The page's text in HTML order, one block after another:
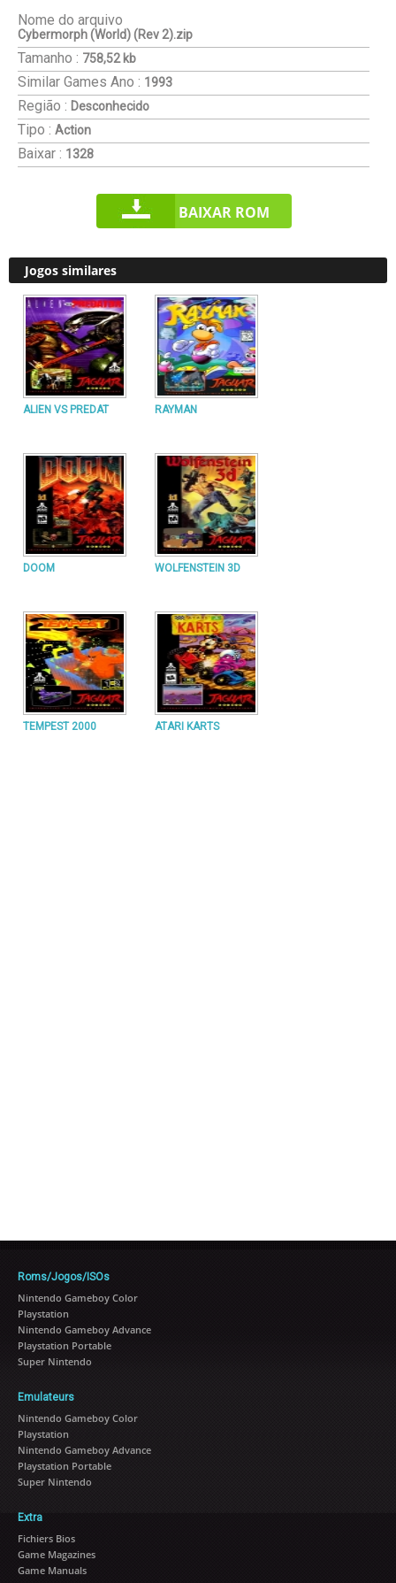
Nome do arquivo
Cybermorph (World) (Rev 2).zip
Tamanho : 758,52 kb
Similar Games Ano : 1993
Região : Desconhecido
Tipo : Action
Baixar : 1328
BAIXAR ROM
Jogos similares
ALIEN VS PREDAT RAYMAN
DOOM WOLFENSTEIN 3D
TEMPEST 2000 ATARI KARTS
Roms/Jogos/ISOs
Nintendo Gameboy Color
Playstation
Nintendo Gameboy Advance
Playstation Portable
Super Nintendo
Emulateurs
Nintendo Gameboy Color
Playstation
Nintendo Gameboy Advance
Playstation Portable
Super Nintendo
Extra
Fichiers Bios
Game Magazines
Game Manuals